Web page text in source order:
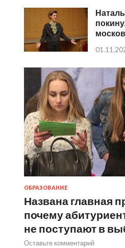
ОБРАЗОВАНИЕ
Названа главная
почему
не поступают в
Оставьте комментарий